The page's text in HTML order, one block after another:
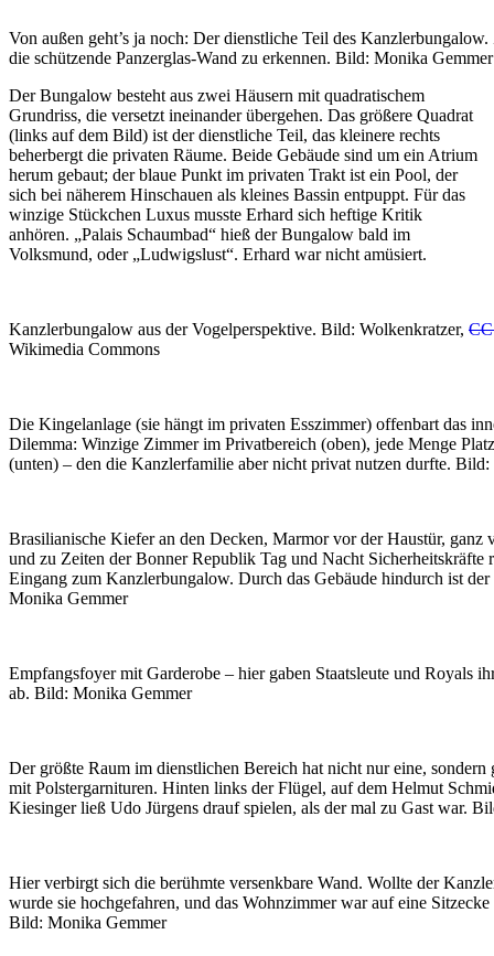
Von außen geht’s ja noch: Der dienstliche Teil des
die schützende Panzerglas-Wand zu erkennen. Bild: Monika Gemmer
Der Bungalow besteht aus zwei Häusern mit quadratischem
Grundriss, die versetzt ineinander übergehen. Das größere Quadrat
(links auf dem Bild) ist der dienstliche Teil, das kleinere rechts
beherbergt die privaten Räume. Beide Gebäude sind um ein Atrium
herum gebaut; der blaue Punkt im privaten Trakt ist ein Pool, der
sich bei näherem Hinschauen als kleines Bassin entpuppt. Für das
winzige Stückchen Luxus musste Erhard sich heftige Kritik
anhören. „Palais Schaumbad“ hieß der Bungalow bald im
Volksmund, oder „Ludwigslust“. Erhard war nicht amüsiert.
Kanzlerbungalow aus der Vogelperspektive. Bild: Wolkenkratzer,
Wikimedia Commons
Die Kingelanlage (sie hängt im privaten Esszimmer) offenbart das
Dilemma: Winzige Zimmer im Privatbereich (oben), jede Menge
(unten) – den die Kanzlerfamilie aber nicht privat nutzen durfte.
Brasilianische Kiefer an den Decken, Marmor vor der Haustür, ganz
und zu Zeiten der Bonner Republik Tag und Nacht Sicherheitskräfte
Eingang zum Kanzlerbungalow. Durch das Gebäude hindurch ist
Monika Gemmer
Empfangsfoyer mit Garderobe – hier gaben Staatsleute und Royals
ab. Bild: Monika Gemmer
Der größte Raum im dienstlichen Bereich hat nicht nur eine, sondern
mit Polstergarnituren. Hinten links der Flügel, auf dem Helmut
Kiesinger ließ Udo Jürgens drauf spielen, als der mal zu Gast war.
Hier verbirgt sich die berühmte versenkbare Wand. Wollte der
wurde sie hochgefahren, und das Wohnzimmer war auf eine
Bild: Monika Gemmer